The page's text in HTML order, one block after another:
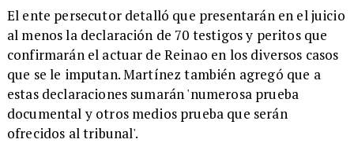
El ente persecutor detalló que presentarán en el juicio
al menos la declaración de 70 testigos y peritos que
confirmarán el actuar de Reinao en los diversos casos
que se le imputan. Martínez también agregó que a
estas declaraciones sumarán 'numerosa prueba
documental y otros medios prueba que serán
ofrecidos al tribunal'.